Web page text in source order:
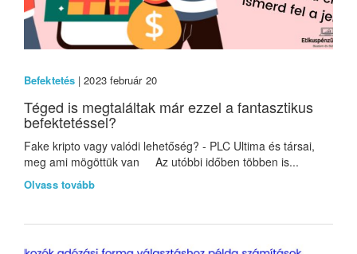
Befektetés | 2023 február 20
Téged is megtaláltak már ezzel a fantasztikus
befektetéssel?
Fake kripto vagy valódi lehetőség? - PLC Ultima és társai,
meg ami mögöttük van Az utóbbi időben többen is...
Olvass tovább